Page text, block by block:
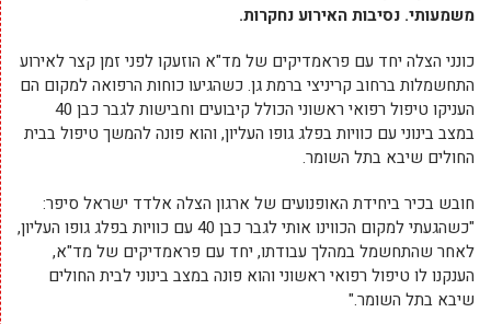
משמעותי. נסיבות האירוע נחקרות.
כונני הצלה יחד עם פראמדיקים של מד"א הוזעקו לפני זמן קצר לאירוע
התחשמלות ברחוב קריניצי ברמת גן. כשהגיעו כוחות הרפואה למקום הם
העניקו טיפול רפואי ראשוני הכולל קיבועים וחבישות לגבר כבן 40
במצב בינוני עם כוויות בפלג גופו העליון, והוא פונה להמשך טיפול בבית
החולים שיבא בתל השומר.
חובש בכיר ביחידת האופנועים של ארגון הצלה אלדד ישראל סיפר:
"כשהגעתי למקום הכווינו אותי לגבר כבן 40 עם כוויות בפלג גופו העליון,
לאחר שהתחשמל במהלך עבודתו, יחד עם פראמדיקים של מד"א,
הענקנו לו טיפול רפואי ראשוני והוא פונה במצב בינוני לבית החולים
שיבא בתל השומר."